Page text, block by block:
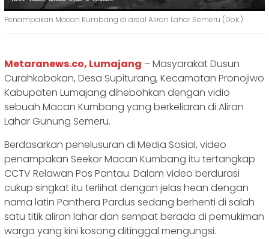
Penampakan Macan Kumbang di areal Aliran Lahar Semeru (Dok.)
Metaranews.co, Lumajang – Masyarakat Dusun
Curahkobokan, Desa Supiturang, Kecamatan Pronojiwo
Kabupaten Lumajang dihebohkan dengan vidio
sebuah Macan Kumbang yang berkeliaran di Aliran
Lahar Gunung Semeru.
Berdasarkan penelusuran di Media Sosial, video
penampakan Seekor Macan Kumbang itu tertangkap
CCTV Relawan Pos Pantau. Dalam video berdurasi
cukup singkat itu terlihat dengan jelas hean dengan
nama latin Panthera Pardus sedang berhenti di salah
satu titik aliran lahar dan sempat berada di pemukiman
warga yang kini kosong ditinggal mengungsi.